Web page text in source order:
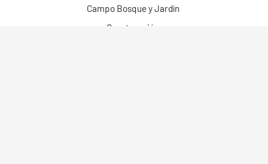
Campo Bosque y Jardín
Construcción